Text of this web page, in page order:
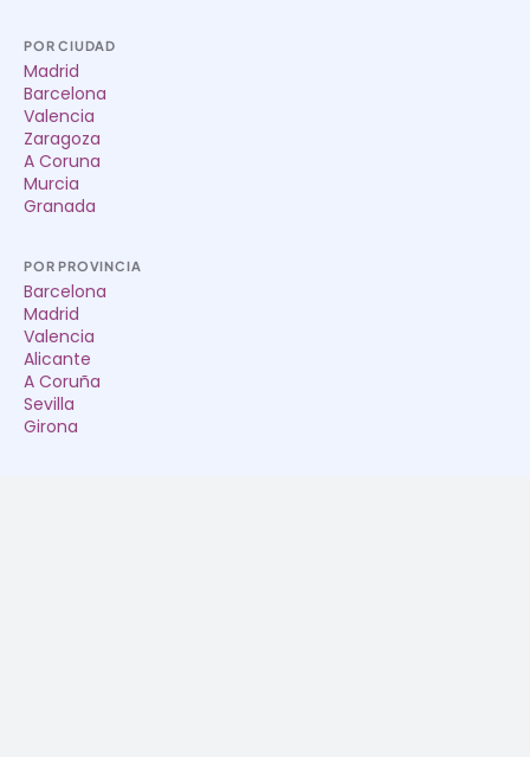
POR CIUDAD
Madrid
Barcelona
Valencia
Zaragoza
A Coruna
Murcia
Granada
POR PROVINCIA
Barcelona
Madrid
Valencia
Alicante
A Coruña
Sevilla
Girona